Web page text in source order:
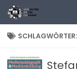
Zum Inhalt
SCHLAGWÖRTER: